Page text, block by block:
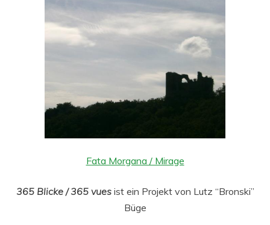
Fata Morgana / Mirage
365 Blicke / 365 vuesist ein Projekt von Lutz “Bronski”
Büge